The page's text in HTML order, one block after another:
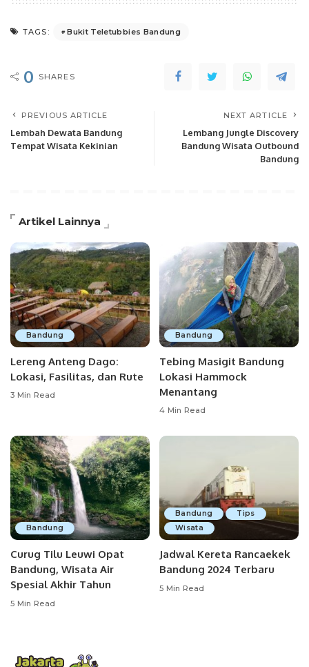
TAGS: Bukit Teletubbies Bandung
0 SHARES
PREVIOUS ARTICLE
Lembah Dewata Bandung
Tempat Wisata Kekinian
NEXT ARTICLE
Lembang Jungle Discovery
Bandung Wisata Outbound
Bandung
Artikel Lainnya
Bandung
Lereng Anteng Dago:
Lokasi, Fasilitas, dan Rute
3 Min Read
Bandung
Tebing Masigit Bandung
Lokasi Hammock
Menantang
4 Min Read
Bandung
Curug Tilu Leuwi Opat
Bandung, Wisata Air
Spesial Akhir Tahun
5 Min Read
Bandung
Tips
Wisata
Jadwal Kereta Rancaekek
Bandung 2024 Terbaru
5 Min Read